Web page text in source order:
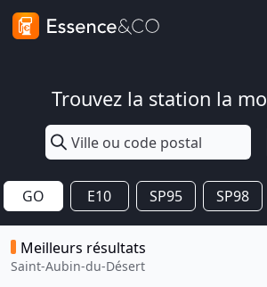
Trouvez la station la
GO E10 SP95 SP98
Meilleurs résultats
Saint-Aubin-du-Désert